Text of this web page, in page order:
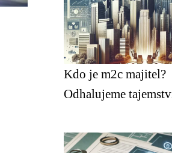
Kdo je m2c majitel?
Odhalujeme